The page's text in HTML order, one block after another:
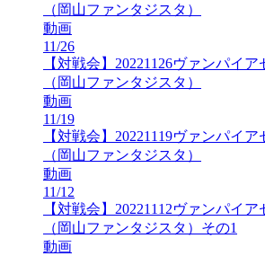
（岡山ファンタジスタ）
動画
11/26
【対戦会】20221126ヴァンパイ
（岡山ファンタジスタ）
動画
11/19
【対戦会】20221119ヴァンパイ
（岡山ファンタジスタ）
動画
11/12
【対戦会】20221112ヴァンパイ
（岡山ファンタジスタ）その1
動画